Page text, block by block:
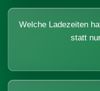
Welche Ladezeiten
statt